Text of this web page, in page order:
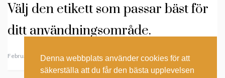
Välj den etikett som passar bäst för
ditt användningsområde.
Februari 2, 2024Denna webbplats använder cookies för att
säkerställa att du får den bästa upplevelsen